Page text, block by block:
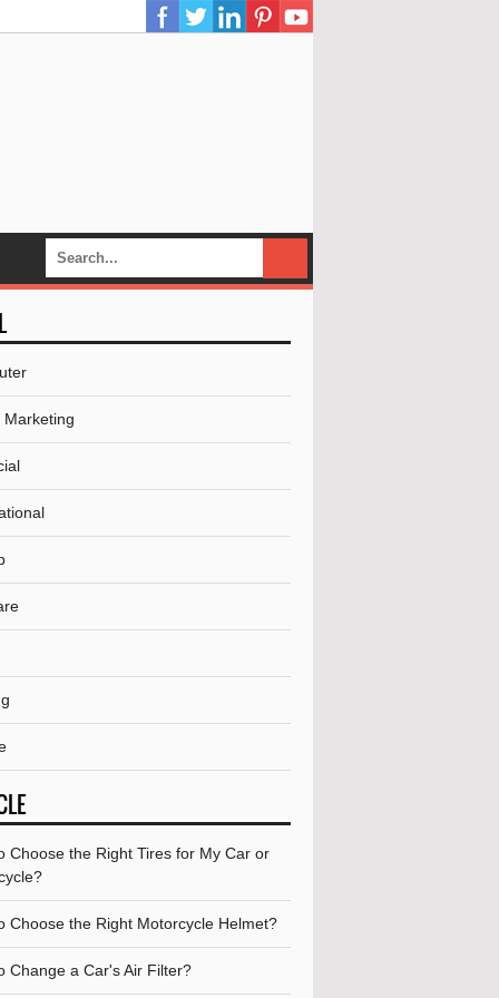
Marketing
Choose the Right Tires for My Car or
Choose the Right Motorcycle Helmet?
Change a Car's Air Filter?